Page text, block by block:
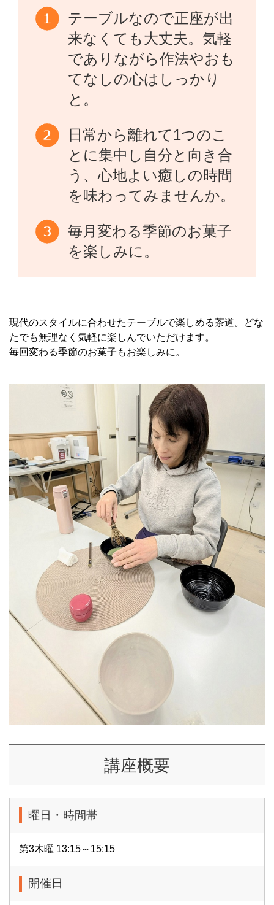
テーブルなので正座が出
来なくても大丈夫。気軽
でありながら作法やおも
てなしの心はしっかり
と。
日常から離れて1つのこ
とに集中し自分と向き合
う、心地よい癒しの時間
を味わってみませんか。
毎月変わる季節のお菓子
を楽しみに。
現代のスタイルに合わせたテーブルで楽しめる茶道。どな
たでも無理なく気軽に楽しんでいただけます。
毎回変わる季節のお菓子もお楽しみに。
講座概要
曜日・時間帯
第3木曜 13:15～15:15
開催日